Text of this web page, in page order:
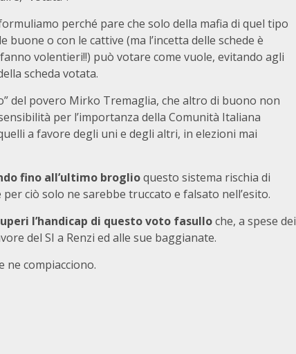
perché pare che solo della mafia di quel tipo
o con le cattive (ma l’incetta delle schede è
volentieri!!) può votare come vuole, evitando agli
scheda votata.
del povero Mirko Tremaglia, che altro di buono non
per l’importanza della Comunità Italiana
a favore degli uni e degli altri, in elezioni mai
fino all’ultimo broglioquesto sistema rischia di
ciò solo ne sarebbe truccato e falsato nell’esito.
l’handicap di questo voto fasulloche, a spese dei
del SI a Renzi ed alle sue baggianate.
ne compiacciono.